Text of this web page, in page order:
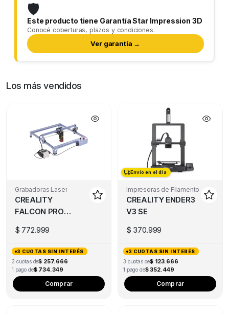
🛡️
Este producto tiene Garantía Star Impression 3D
Conocé coberturas, plazos y condiciones.
Ver garantía →
Los más vendidos
Grabadoras Laser
CREALITY
FALCON PRO
$ 772.999
3 CUOTAS SIN INTERÉS
3 cuotas de$ 257.666
1 pago de$ 734.349
Comprar
Envío en el día
Envío en el día
Impresoras de Filamento
CREALITY ENDER3
V3 SE
$ 370.999
3 CUOTAS SIN INTERÉS
3 cuotas de$ 123.666
1 pago de$ 352.449
Comprar